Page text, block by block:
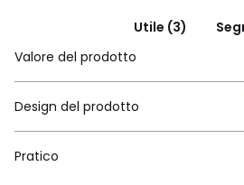
Utile (3)
Valore del prodotto
Design del prodotto
Pratico